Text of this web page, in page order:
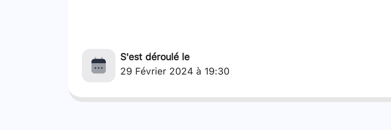
S'est déroulé le
29 Février 2024 à 19:30